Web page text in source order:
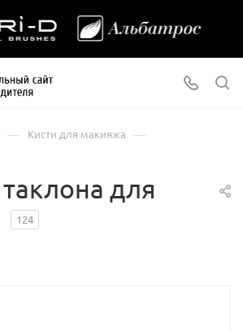
— Кисти для макияжа —
для
124